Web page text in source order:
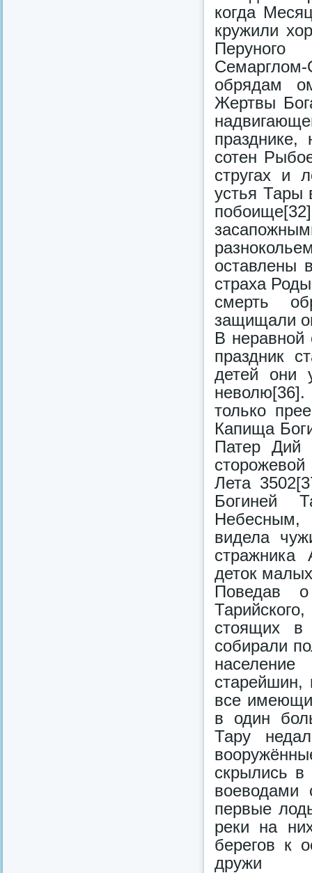
когда
кружили
обрядам
Жертвы
сотен
стругах и
устья Тары
оставлены
страха
смерть
защищали
В неравной
праздник
детей они
только
Капища
Патер Дий
Лета
Богиней
Небесным,
видела
стражника
деток
Поведав
стоящих в
собирали
все
в один
Тару
скрылись
воеводами
первые
реки на
берегов к
дружи